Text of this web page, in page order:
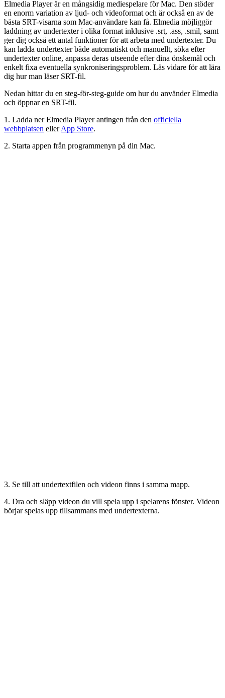
Elmedia Player är en mångsidig mediespelare för Mac. Den stöder
en enorm variation av ljud- och videoformat och är också en av de
bästa SRT-visarna som Mac-användare kan få. Elmedia möjliggör
laddning av undertexter i olika format inklusive .srt, .ass, .smil, samt
ger dig också ett antal funktioner för att arbeta med undertexter. Du
kan ladda undertexter både automatiskt och manuellt, söka efter
undertexter online, anpassa deras utseende efter dina önskemål och
enkelt fixa eventuella synkroniseringsproblem. Läs vidare för att lära
dig hur man läser SRT-fil.
Nedan hittar du en steg-för-steg-guide om hur du använder Elmedia
och öppnar en SRT-fil.
1. Ladda ner Elmedia Player antingen från den officiella
webbplatsen ellerApp Store.
2. Starta appen från programmenyn på din Mac.
3. Se till att undertextfilen och videon finns i samma mapp.
4. Dra och släpp videon du vill spela upp i spelarens fönster. Videon
börjar spelas upp tillsammans med undertexterna.